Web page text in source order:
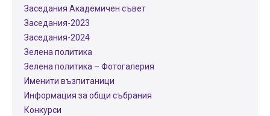
Заседания Академичен съвет
Заседания-2023
Заседания-2024
Зелена политика
Зелена политика – Фотогалерия
Именити възпитаници
Информация за общи събрания
Конкурси